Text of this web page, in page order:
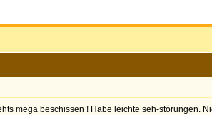
mega beschissen ! Habe leichte seh-störungen.